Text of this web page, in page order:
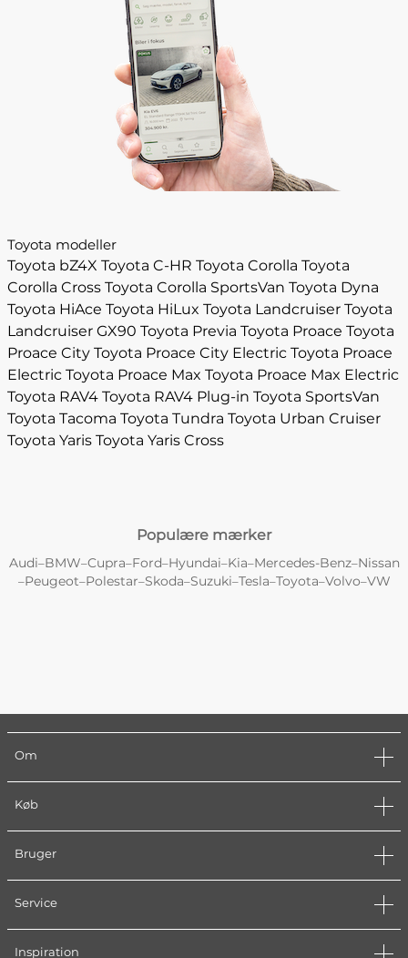
Toyota modeller
Toyota bZ4X Toyota C-HR Toyota Corolla Toyota
Corolla Cross Toyota Corolla SportsVan Toyota Dyna
Toyota HiAce Toyota HiLux Toyota Landcruiser Toyota
Landcruiser GX90 Toyota Previa Toyota Proace Toyota
Proace City Toyota Proace City Electric Toyota Proace
Electric Toyota Proace Max Toyota Proace Max Electric
Toyota RAV4 Toyota RAV4 Plug-in Toyota SportsVan
Toyota Tacoma Toyota Tundra Toyota Urban Cruiser
Toyota Yaris Toyota Yaris Cross
Populære mærker
Audi–BMW–Cupra–Ford–Hyundai–Kia–Mercedes-Benz–Nissan
–Peugeot–Polestar–Skoda–Suzuki–Tesla–Toyota–Volvo–VW
Om
Køb
Bruger
Service
Inspiration